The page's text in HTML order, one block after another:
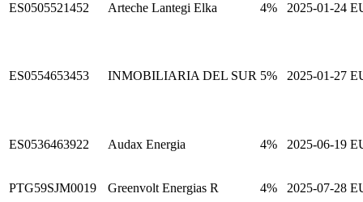
ES0505521452 Arteche Lantegi Elka 4% 2025-01-24
ES0554653453 INMOBILIARIA DEL SUR 5% 2025-01-27
ES0536463922 Audax Energia 4% 2025-06-19
PTG59SJM0019 Greenvolt Energias R 4% 2025-07-28